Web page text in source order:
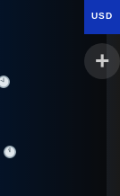
USD